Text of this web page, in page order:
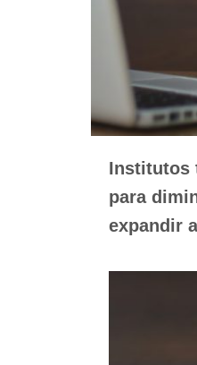
Institutos
para
expandir